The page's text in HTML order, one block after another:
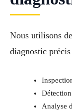
Nous utilisons
diagnostic
Analyse